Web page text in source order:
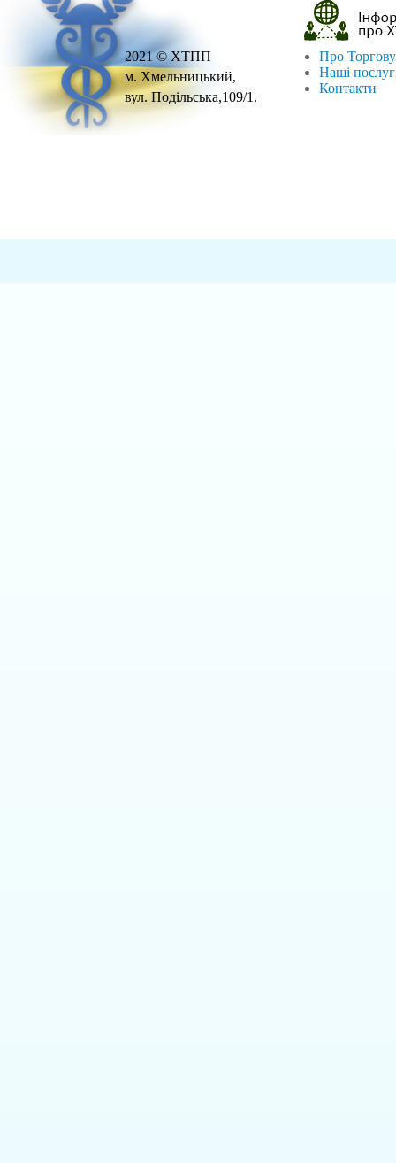
2021 © ХТПП
м. Хмельницький,
вул. Подільська,109/1.
Про
Наші
Контакти